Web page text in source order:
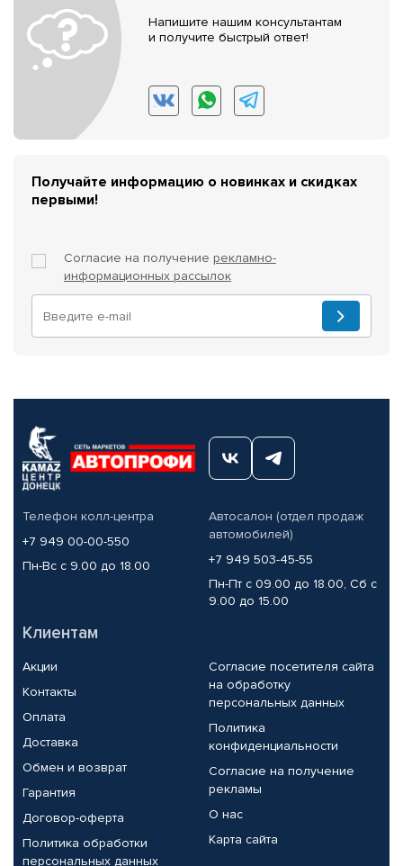
Напишите нашим консультантам
и получите быстрый ответ!
Получайте информацию о новинках и скидках
первыми!
Согласие на получение рекламно-
информационных рассылок
Телефон колл-центра
+7 949 00-00-550
Пн-Вс с 9.00 до 18.00
Автосалон (отдел продаж
автомобилей)
+7 949 503-45-55
Пн-Пт с 09.00 до 18.00, Сб с
9.00 до 15.00
Клиентам
Акции
Контакты
Оплата
Доставка
Обмен и возврат
Гарантия
Договор-оферта
Политика обработки
персональных данных
Согласие посетителя сайта
на обработку
персональных данных
Политика
конфиденциальности
Согласие на получение
рекламы
О нас
Карта сайта